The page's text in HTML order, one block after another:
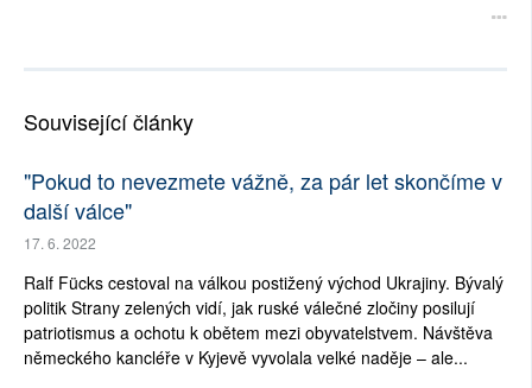
Související články
"Pokud to nevezmete vážně, za pár let skončíme v
další válce"
17. 6. 2022
Ralf Fücks cestoval na válkou postižený východ Ukrajiny. Bývalý
politik Strany zelených vidí, jak ruské válečné zločiny posilují
patriotismus a ochotu k obětem mezi obyvatelstvem. Návštěva
německého kancléře v Kyjevě vyvolala velké naděje – ale...